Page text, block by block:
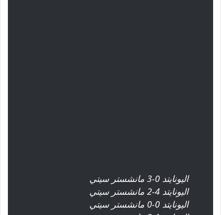
اليونايتد 0-3 مانشستر سيتي
اليونايتد 4-2 مانشستر سيتي
اليونايتد 0-0 مانشستر سيتي